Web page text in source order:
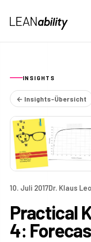
INSIGHTS
← Insights-Übersicht
10. Juli 2017Dr. Klaus
Practical
4: